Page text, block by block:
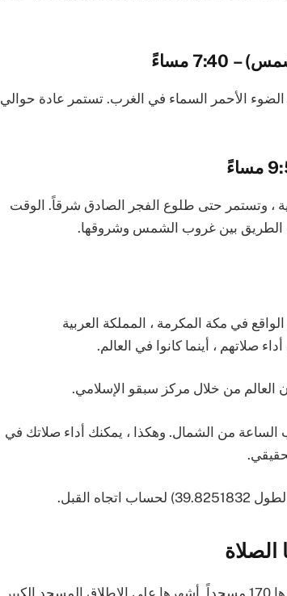
مساءً
الأحمر السماء في الغرب. تستمر عادة حوالي
، وتستمر حتى طلوع الفجر الصادق شرقاً. الوقت
الطريق بين غروب الشمس وشروقها.
في مكة المكرمة ، المملكة العربية
صلاتهم ، أينما كانوا في العالم.
العالم من خلال مركز سبقو الإسلامي.
134.72 ° في اتجاه عقارب الساعة من الشمال. وهكذا ، يمكنك أداء صلاتك في
الصلاة
تم بناء الكثير من المساجد في الدنمارك والتي فاق عددها 170 مسجداً. أشهرها على الإطلاق المسجد الكبير